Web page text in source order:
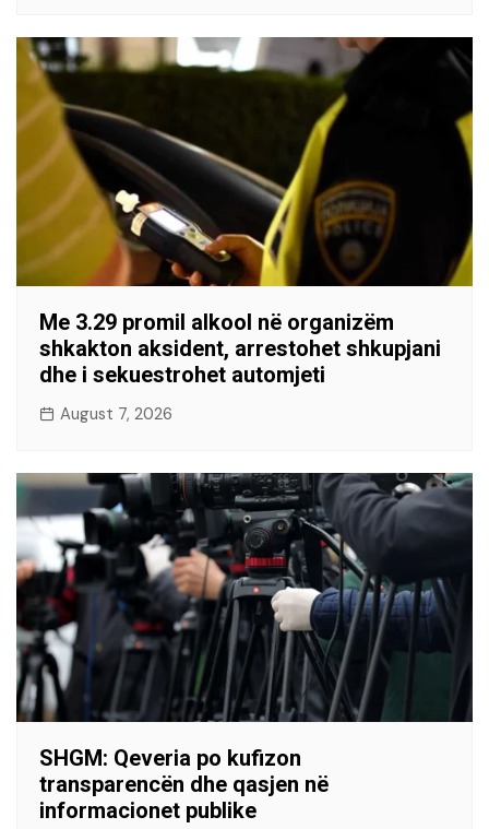
Me 3.29 promil alkool në organizëm
shkakton aksident, arrestohet shkupjani
dhe i sekuestrohet automjeti
August 7, 2026
SHGM: Qeveria po kufizon
transparencën dhe qasjen në
informacionet publike